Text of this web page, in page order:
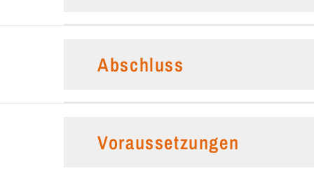
Abschluss
Voraussetzungen